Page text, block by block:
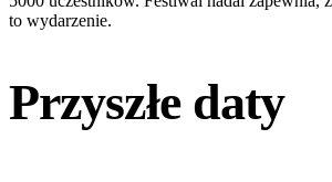
to wydarzenie.
Przyszłe daty